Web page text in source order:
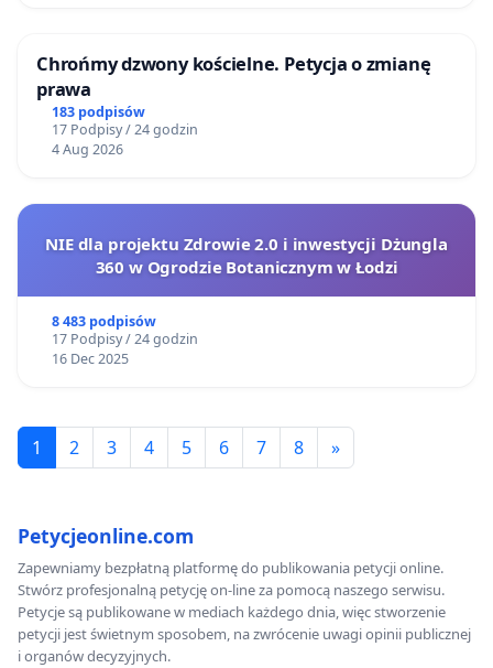
Chrońmy dzwony kościelne. Petycja o zmianę
prawa
183 podpisów
17 Podpisy / 24 godzin
4 Aug 2026
NIE dla projektu Zdrowie 2.0 i inwestycji Dżungla
360 w Ogrodzie Botanicznym w Łodzi
8 483 podpisów
17 Podpisy / 24 godzin
16 Dec 2025
1 2 3 4 5 6 7 8 »
Petycjeonline.com
Zapewniamy bezpłatną platformę do publikowania petycji online.
Stwórz profesjonalną petycję on-line za pomocą naszego serwisu.
Petycje są publikowane w mediach każdego dnia, więc stworzenie
petycji jest świetnym sposobem, na zwrócenie uwagi opinii publicznej
i organów decyzyjnych.